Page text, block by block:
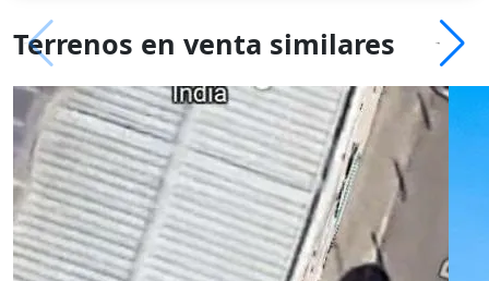
Terrenos en venta similares